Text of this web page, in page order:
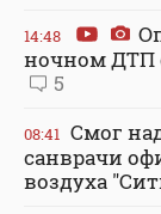
14:48
ночном ДТП
5
08:41 Смог
санврачи
воздуха